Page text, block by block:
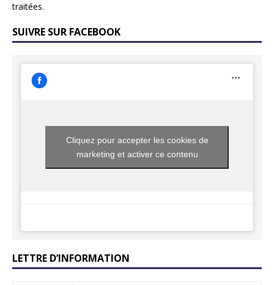
traitées.
SUIVRE SUR FACEBOOK
Cliquez pour accepter les cookies de
marketing et activer ce contenu
LETTRE D’INFORMATION